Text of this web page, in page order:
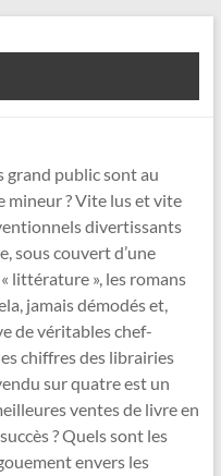
grand public sont au
mineur ? Vite lus et vite
divertissants
sous couvert d’une
littérature », les romans
jamais démodés et,
de véritables chef-
chiffres des librairies
sur quatre est un
ventes de livre en
? Quels sont les
envers les